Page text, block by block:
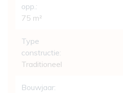
opp.:
75 m²
Type
constructie:
Traditioneel
Bouwjaar: